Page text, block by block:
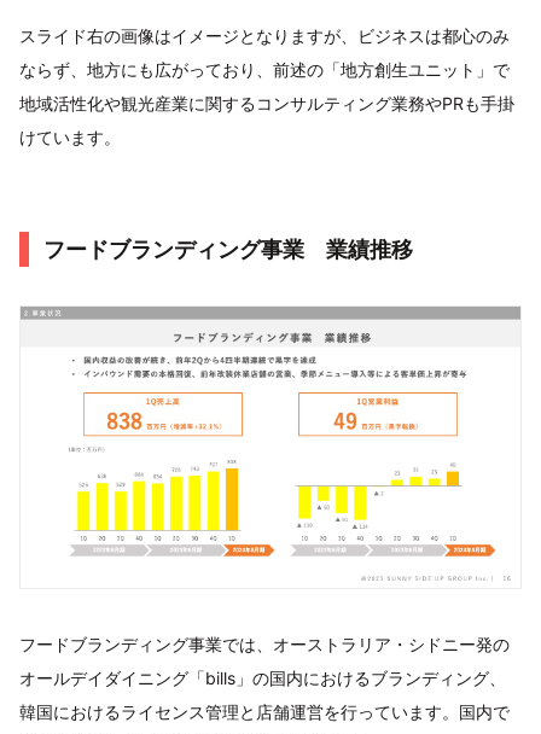
スライド右の画像はイメージとなりますが、ビジネスは都心のみ
ならず、地方にも広がっており、前述の「地方創生ユニット」で
地域活性化や観光産業に関するコンサルティング業務やPRも手掛
けています。
フードブランディング事業 業績推移
フードブランディング事業では、オーストラリア・シドニー発の
オールデイダイニング「bills」の国内におけるブランディング、
韓国におけるライセンス管理と店舗運営を行っています。国内で